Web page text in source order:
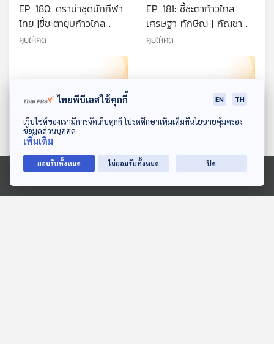
ดาวน์โหลด Thai PBS Podcast Application
Ⓒ 2020 องค์การกระจายเสียงและแพร่ภาพสาธารณะแห่งประเทศไทย
EP. 180: ดราม่าชุดนักกีฬา
ไทย |ชี้ชะตายุบก้าวไกล
จับตาใบบริสุทธิ์ทักษิณ |
แจ้งงบเดินทางต่างประเทศ
คุยให้คิด
EP. 181: ชี้ชะตาก้าวไกล
เศรษฐา ทักษิณ | กัญชา
เบื้องหลังปฏิรูปเขาใหญ่ | ชี้
คุยให้คิด
59:34
ดูไบ | เศรษฐาขอความเป็น
59:34
ของศาล รธน. | อนาคต
ไทยพีบีเอสใช้คุกกี้ EN TH
เว็บไซต์ของเรามีการจัดเก็บคุกกี้ โปรดศึกษาเพิ่มเติมที่นโยบายคุ้มครอง
ข้อมูลส่วนบุคคล
เพิ่มเติม
ยอมรับทั้งหมด ไม่ยอมรับทั้งหมด ปิด